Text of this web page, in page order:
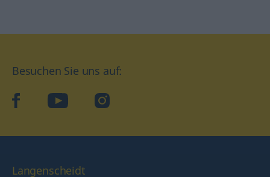
Besuchen Sie uns auf:
facebookYouTube Instagram
Langenscheidt